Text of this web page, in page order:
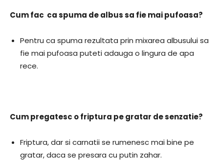
Cum fac ca spuma de albus sa fie mai pufoasa?
Pentru ca spuma rezultata prin mixarea albusului sa
fie mai pufoasa puteti adauga o lingura de apa
rece.
Cum pregatesc o friptura pe gratar de senzatie?
Friptura, dar si carnatii se rumenesc mai bine pe
gratar, daca se presara cu putin zahar.